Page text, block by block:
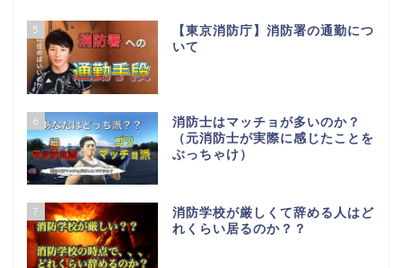
5
【東京消防庁】消防署の通勤につ
いて
6
消防士はマッチョが多いのか？
（元消防士が実際に感じたことを
ぶっちゃけ）
7
消防学校が厳しくて辞める人はど
れくらい居るのか？？